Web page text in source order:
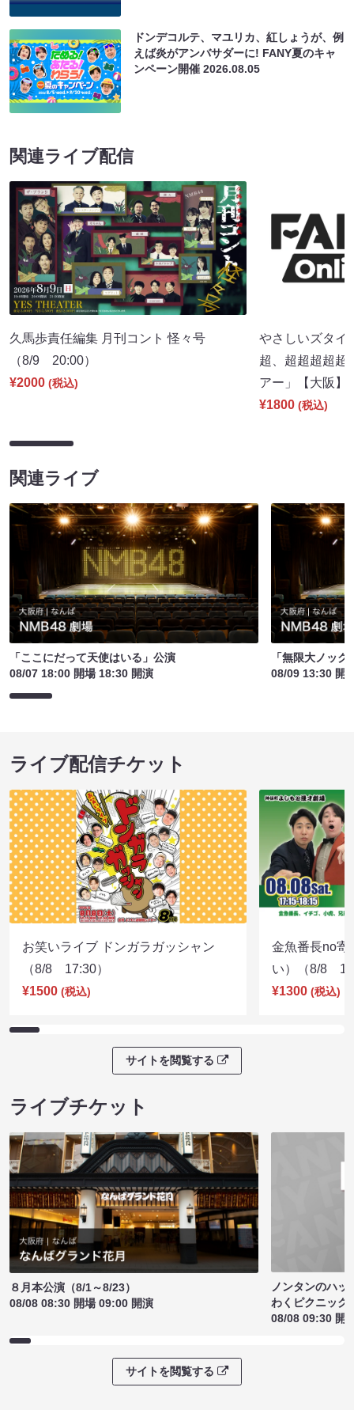
ドンデコルテ、マユリカ、紅しょうが、例
えば炎がアンバサダーに! FANY夏のキャ
ンペーン開催2026.08.05
関連ライブ配信
久馬歩責任編集 月刊コント 怪々号
（8/9 20:00）
¥2000 (税込)
やさしいズタイ
超、超超超超超
アー」【大阪
¥1800 (税込)
関連ライブ
「ここにだって天使はいる」公演
08/07 18:00 開場 18:30 開演
「無限大ノック
08/09 13:30 開
ライブ配信チケット
お笑いライブ ドンガラガッシャン
（8/8 17:30）
¥1500 (税込)
金魚番長no寄
い）（8/8
¥1300 (税込)
サイトを閲覧する
ライブチケット
８月本公演（8/1～8/23）
08/08 08:30 開場 09:00 開演
ノンタンのハッ
わくピクニック
08/08 09:30 開
サイトを閲覧する